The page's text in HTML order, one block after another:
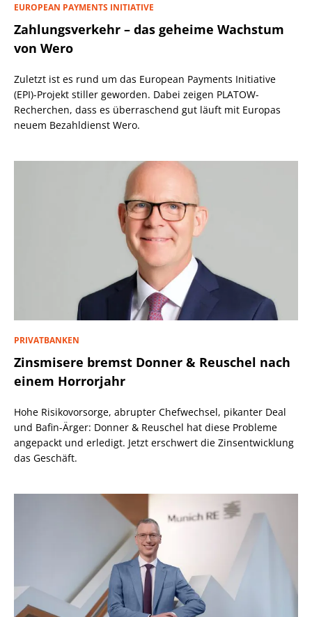
EUROPEAN PAYMENTS INITIATIVE
Zahlungsverkehr – das geheime Wachstum
von Wero
Zuletzt ist es rund um das European Payments Initiative
(EPI)-Projekt stiller geworden. Dabei zeigen PLATOW-
Recherchen, dass es überraschend gut läuft mit Europas
neuem Bezahldienst Wero.
PRIVATBANKEN
Zinsmisere bremst Donner & Reuschel nach
einem Horrorjahr
Hohe Risikovorsorge, abrupter Chefwechsel, pikanter Deal
und Bafin-Ärger: Donner & Reuschel hat diese Probleme
angepackt und erledigt. Jetzt erschwert die Zinsentwicklung
das Geschäft.